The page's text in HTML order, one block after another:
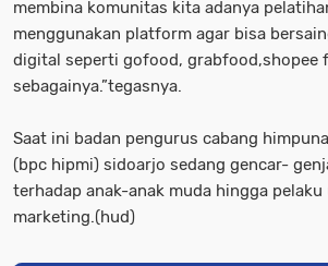
membina komunitas kita adanya
menggunakan platform agar bisa
digital seperti gofood, grabfood,shopee
sebagainya.”tegasnya.
Saat ini badan pengurus cabang
(bpc hipmi) sidoarjo sedang gencar-
terhadap anak-anak muda hingga
marketing.(hud)